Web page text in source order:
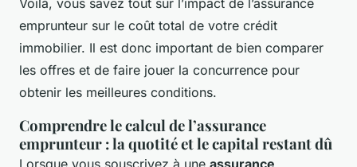
Voilà, vous savez tout sur l’impact de l’assurance
emprunteur sur le coût total de votre crédit
immobilier. Il est donc important de bien comparer
les offres et de faire jouer la concurrence pour
obtenir les meilleures conditions.
Comprendre le calcul de l’assurance
emprunteur : la quotité et le capital restant dû